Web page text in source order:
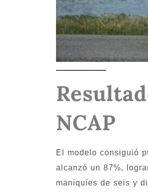
NCAP
El modelo consiguió
alcanzó un 87%,
maniquíes de seis y